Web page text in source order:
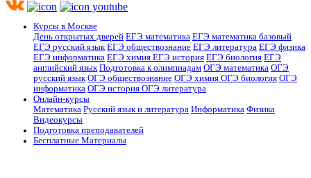
Курсы в Москве
День открытых дверей ЕГЭ математика ЕГЭ математика базовый
ЕГЭ русский язык ЕГЭ обществознание ЕГЭ литература ЕГЭ физика
ЕГЭ информатика ЕГЭ химия ЕГЭ история ЕГЭ биология ЕГЭ
английский язык Подготовка к олимпиадам ОГЭ математика ОГЭ
русский язык ОГЭ обществознание ОГЭ химия ОГЭ биология ОГЭ
информатика ОГЭ история ОГЭ литература
Онлайн-курсы
Математика Русский язык и литература Информатика Физика
Видеокурсы
Подготовка преподавателей
Бесплатные Материалы